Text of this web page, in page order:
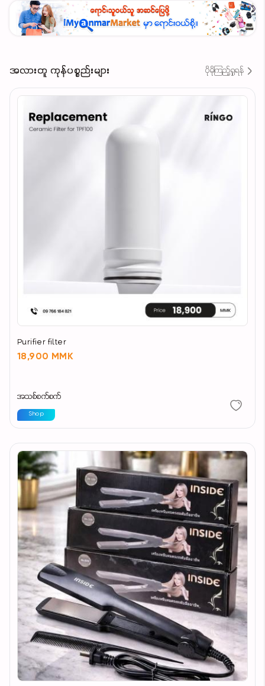
Rated Current 74W
Digital Audio Out Speaker : 2 x 8W
Boundless Screen 4.0, Game Mood, Coolita
3.0 (Smart TV), EYE Care
YouTube , Prime Video , Cast, Browser Build In
Dimension With Box (LxWxH) 945 x 124 x 573
အလားတူ ကုန်ပစ္စည်းများ ပိုမိုကြည့်ရှုရန်
Purifier filter
18,900 MMK
အသစ်စက်စက်
Shop